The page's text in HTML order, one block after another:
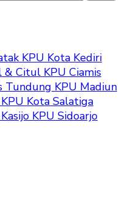
KPU Kota Kediri
Citul KPU Ciamis
Tundung KPU Madiun
Kota Salatiga
KPU Sidoarjo